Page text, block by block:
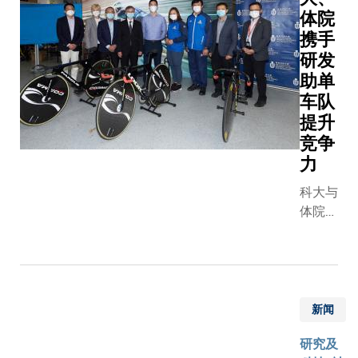
体院
携手
研发
助单
车队
提升
竞争
力
科大与
体院共
法提升
车队运
东京奥
新闻
研究及